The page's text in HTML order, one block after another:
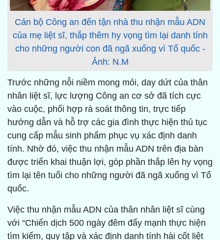
Cán bộ Công an đến tận nhà thu nhận mẫu ADN
của mẹ liệt sĩ, thắp thêm hy vọng tìm lại danh tính
cho những người con đã ngã xuống vì Tổ quốc -
Ảnh: N.M
Trước những nỗi niềm mong mỏi, day dứt của thân
nhân liệt sĩ, lực lượng Công an cơ sở đã tích cực
vào cuộc, phối hợp rà soát thông tin, trực tiếp
hướng dẫn và hỗ trợ các gia đình thực hiện thủ tục
cung cấp mẫu sinh phẩm phục vụ xác định danh
tính. Nhờ đó, việc thu nhận mẫu ADN trên địa bàn
được triển khai thuận lợi, góp phần thắp lên hy vọng
tìm lại tên tuổi cho những người đã ngã xuống vì Tổ
quốc.
Việc thu nhận mẫu ADN của thân nhân liệt sĩ cùng
với “Chiến dịch 500 ngày đêm đẩy mạnh thực hiện
tìm kiếm, quy tập và xác định danh tính hài cốt liệt